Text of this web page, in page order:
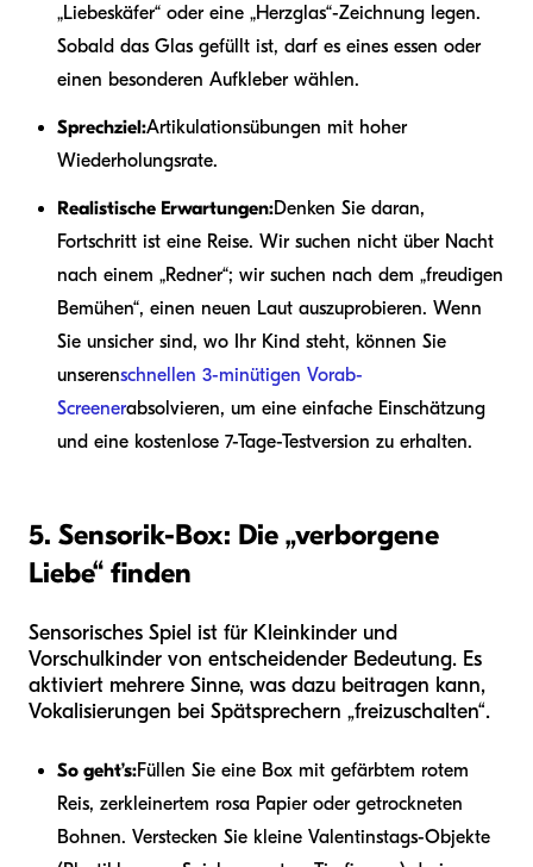
„Liebeskäfer“ oder eine „Herzglas“-Zeichnung legen.
Sobald das Glas gefüllt ist, darf es eines essen oder
einen besonderen Aufkleber wählen.
Sprechziel:Artikulationsübungen mit hoher
Wiederholungsrate.
Realistische Erwartungen:Denken Sie daran,
Fortschritt ist eine Reise. Wir suchen nicht über Nacht
nach einem „Redner“; wir suchen nach dem „freudigen
Bemühen“, einen neuen Laut auszuprobieren. Wenn
Sie unsicher sind, wo Ihr Kind steht, können Sie
unserenschnellen 3-minütigen Vorab-
Screenerabsolvieren, um eine einfache Einschätzung
und eine kostenlose 7-Tage-Testversion zu erhalten.
5. Sensorik-Box: Die „verborgene
Liebe“ finden
Sensorisches Spiel ist für Kleinkinder und
Vorschulkinder von entscheidender Bedeutung. Es
aktiviert mehrere Sinne, was dazu beitragen kann,
Vokalisierungen bei Spätsprechern „freizuschalten“.
So geht’s:Füllen Sie eine Box mit gefärbtem rotem
Reis, zerkleinertem rosa Papier oder getrockneten
Bohnen. Verstecken Sie kleine Valentinstags-Objekte